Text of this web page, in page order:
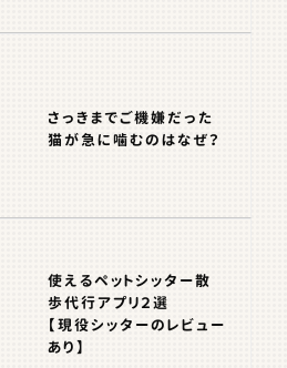
さっきまでご機嫌だった
猫が急に噛むのはなぜ？
使えるペットシッター散
歩代行アプリ２選
【現役シッターのレビュー
あり】